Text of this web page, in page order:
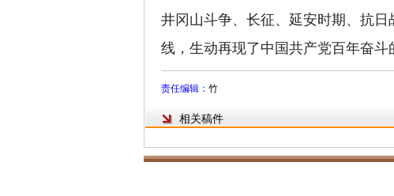
井冈山斗争、长征、延安时期、抗
线，生动再现了中国共产党百年奋斗
责任编辑： 竹
相关稿件